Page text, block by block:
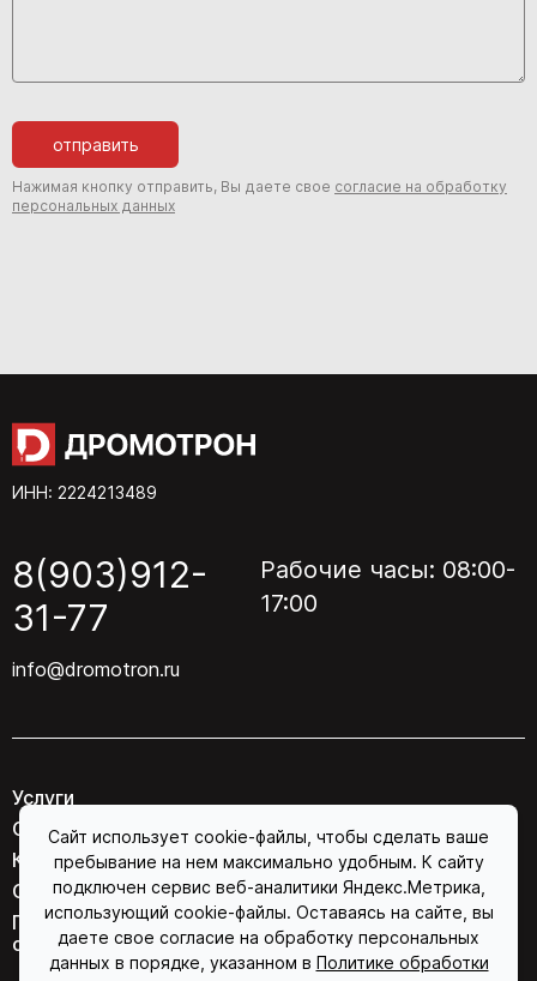
отправить
Нажимая кнопку отправить, Вы даете свое согласие на обработку
персональных данных
ИНН: 2224213489
8(903)912-
31-77
info@dromotron.ru
Рабочие часы: 08:00-
17:00
Услуги
О компании
Контакты
Соглашение об обработке персональных данных
Политика конфиденциальности в отношении
обработки персональных данных
Сайт использует cookie-файлы, чтобы сделать ваше
пребывание на нем максимально удобным. К сайту
подключен сервис веб-аналитики Яндекс.Метрика,
использующий cookie-файлы. Оставаясь на сайте, вы
даете свое согласие на обработку персональных
данных в порядке, указанном в Политике обработки